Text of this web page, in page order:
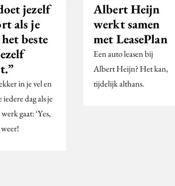
jezelf
als je
beste
in je vel en
iedere dag als je
gaat: ‘Yes,
Albert Heijn
werkt samen
met LeasePlan
Een auto leasen bij
Albert Heijn? Het kan,
tijdelijk althans.